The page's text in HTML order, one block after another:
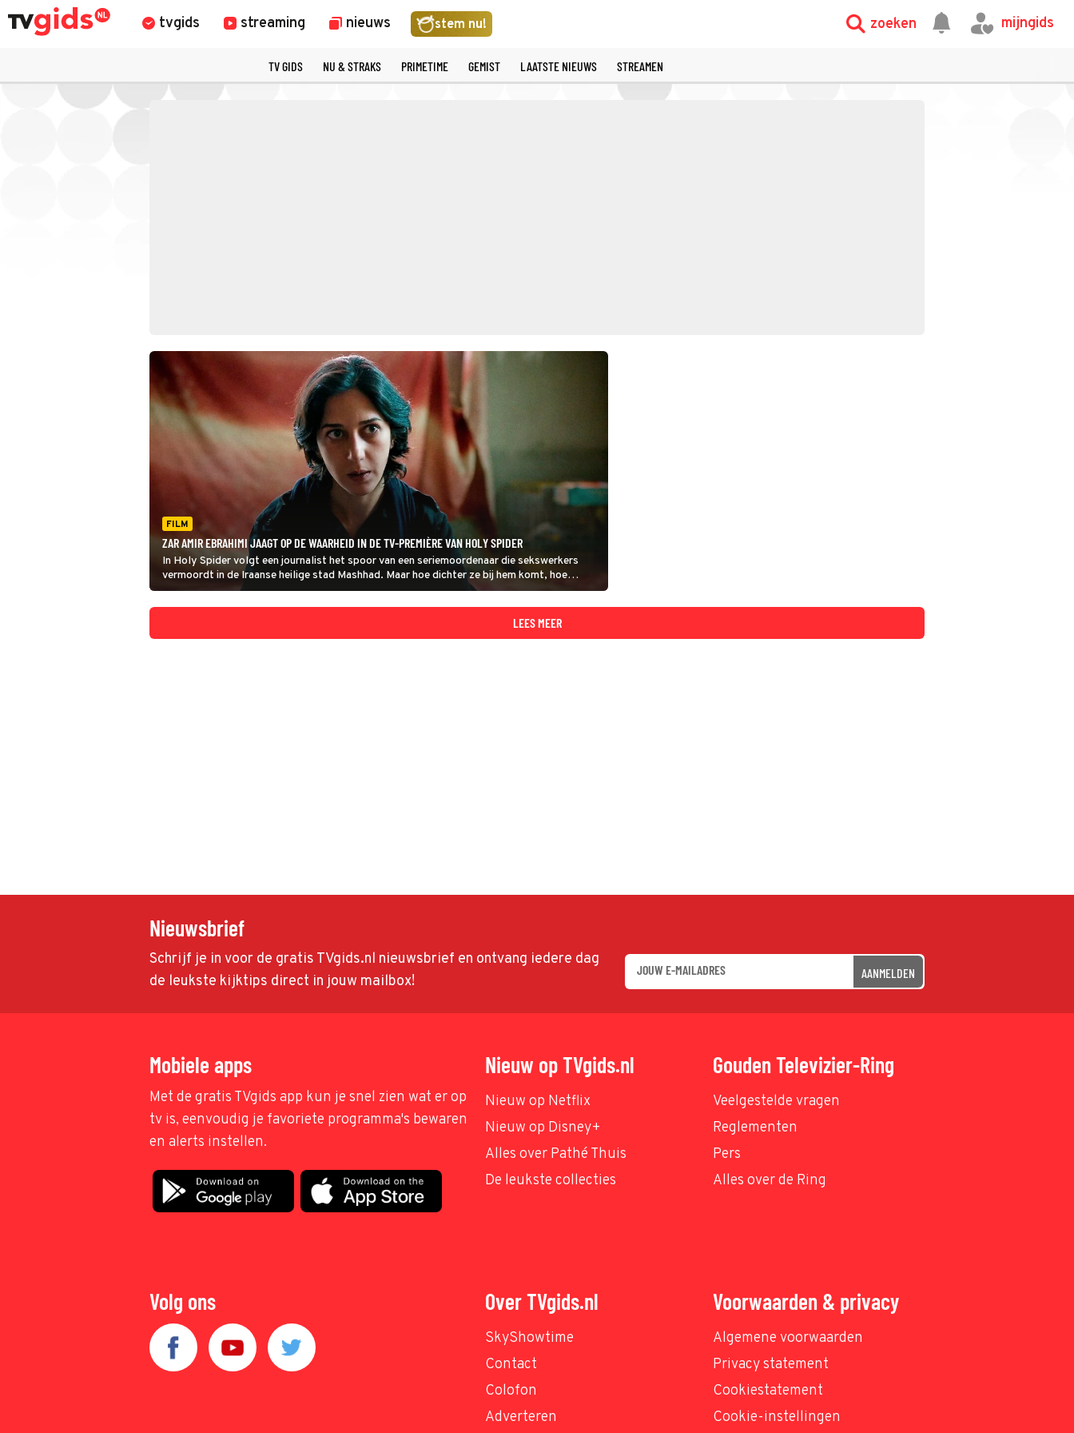
tvgids streaming nieuws stem nu! zoeken mijngids
TV GIDS NU & STRAKS PRIMETIME GEMIST LAATSTE NIEUWS STREAMEN
FILM
ZAR AMIR EBRAHIMI JAAGT OP DE WAARHEID IN DE TV-PREMIÈRE VAN HOLY SPIDER
In Holy Spider volgt een journalist het spoor van een seriemoordenaar die sekswerkers
vermoordt in de Iraanse heilige stad Mashhad. Maar hoe dichter ze bij hem komt, hoe
duidelijker wordt dat niet alleen de dader gevaarlijk is.
LEES MEER
Nieuwsbrief
Schrijf je in voor de gratis TVgids.nl nieuwsbrief en ontvang iedere dag
de leukste kijktips direct in jouw mailbox!
AANMELDEN
Mobiele apps
Met de gratis TVgids app kun je snel zien wat er op
tv is, eenvoudig je favoriete programma's bewaren
en alerts instellen.
Nieuw op TVgids.nl
Nieuw op Netflix
Nieuw op Disney+
Alles over Pathé Thuis
De leukste collecties
Gouden Televizier-Ring
Veelgestelde vragen
Reglementen
Pers
Alles over de Ring
Volg ons Over TVgids.nl
SkyShowtime
Contact
Colofon
Adverteren
Voorwaarden & privacy
Algemene voorwaarden
Privacy statement
Cookiestatement
Cookie-instellingen